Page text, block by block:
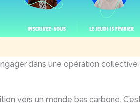
dans une opération collective
vers un monde bas carbone.